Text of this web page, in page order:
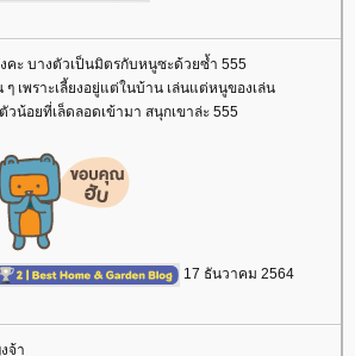
ะ บางตัวเป็นมิตรกับหนูซะด้วยซ้ำ 555
เพราะเลี้ยงอยู่แต่ในบ้าน เล่นแต่หนูของเล่น
วน้อยที่เล็ดลอดเข้ามา สนุกเขาล่ะ 555
17 ธันวาคม 2564
จ้า